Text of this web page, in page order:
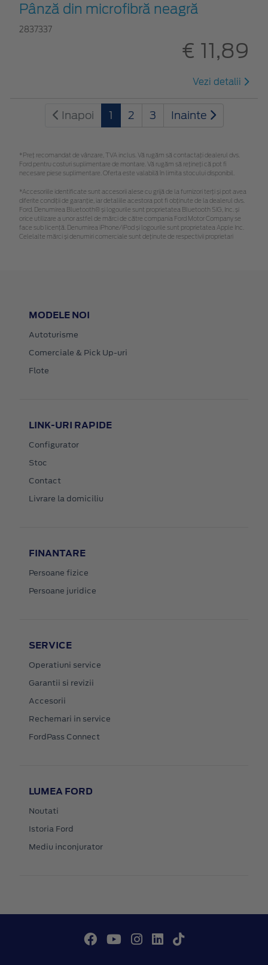
Pânză din microfibră neagră
2837337
€ 11,89
Vezi detalii
Inapoi 1 2 3 Inainte
*Preţ recomandat de vânzare, TVA inclus. Vă rugăm să contactaţi dealerul dvs.
Ford pentru costuri suplimentare de montare. Vă rugăm să rețineți că pot fi
necesare piese suplimentare. Oferta este valabilă în limita stocului disponibil.
*Accesoriile identificate sunt accesorii alese cu grijă de la furnizori terți și pot avea
diferite condiții de garanție, iar detaliile acestora pot fi obținute de la dealerul dvs.
Ford. Denumirea Bluetooth® și logourile sunt proprietatea Bluetooth SIG, Inc. și
orice utilizare a unor astfel de mărci de către compania Ford Motor Company se
face sub licență. Denumirea iPhone/iPod și logourile sunt proprietatea Apple Inc.
Celelalte mărci și denumiri comerciale sunt deținute de respectivii proprietari
MODELE NOI
Autoturisme
Comerciale & Pick Up-uri
Flote
LINK-URI RAPIDE
Configurator
Stoc
Contact
Livrare la domiciliu
FINANTARE
Persoane fizice
Persoane juridice
SERVICE
Operatiuni service
Garantii si revizii
Accesorii
Rechemari in service
FordPass Connect
LUMEA FORD
Noutati
Istoria Ford
Mediu inconjurator